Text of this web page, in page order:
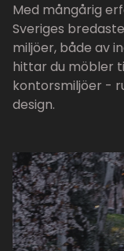
Med mångårig
Sveriges
miljöer, både av
hittar du möbler
kontorsmiljöer -
design.